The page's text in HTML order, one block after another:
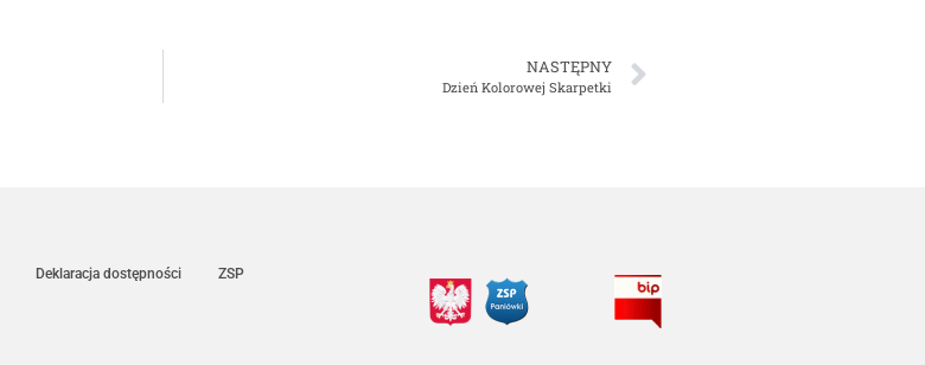
NASTĘPNY
Dzień Kolorowej Skarpetki
Deklaracja dostępności ZSP